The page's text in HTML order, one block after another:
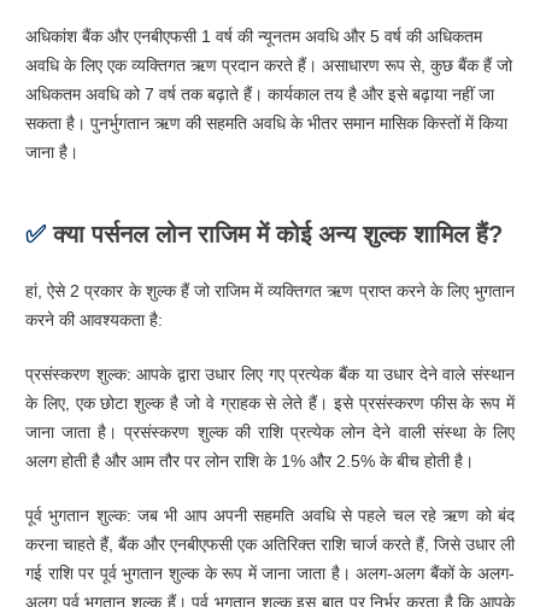
अधिकांश बैंक और एनबीएफसी 1 वर्ष की न्यूनतम अवधि और 5 वर्ष की अधिकतम
अवधि के लिए एक व्यक्तिगत ऋण प्रदान करते हैं। असाधारण रूप से, कुछ बैंक हैं जो
अधिकतम अवधि को 7 वर्ष तक बढ़ाते हैं। कार्यकाल तय है और इसे बढ़ाया नहीं जा
सकता है। पुनर्भुगतान ऋण की सहमति अवधि के भीतर समान मासिक किस्तों में किया
जाना है।
✅क्या पर्सनल लोन राजिम में कोई अन्य शुल्क शामिल हैं?
हां, ऐसे 2 प्रकार के शुल्क हैं जो राजिम में व्यक्तिगत ऋण प्राप्त करने के लिए भुगतान
करने की आवश्यकता है:
प्रसंस्करण शुल्क: आपके द्वारा उधार लिए गए प्रत्येक बैंक या उधार देने वाले संस्थान
के लिए, एक छोटा शुल्क है जो वे ग्राहक से लेते हैं। इसे प्रसंस्करण फीस के रूप में
जाना जाता है। प्रसंस्करण शुल्क की राशि प्रत्येक लोन देने वाली संस्था के लिए
अलग होती है और आम तौर पर लोन राशि के 1% और 2.5% के बीच होती है।
पूर्व भुगतान शुल्क: जब भी आप अपनी सहमति अवधि से पहले चल रहे ऋण को बंद
करना चाहते हैं, बैंक और एनबीएफसी एक अतिरिक्त राशि चार्ज करते हैं, जिसे उधार ली
गई राशि पर पूर्व भुगतान शुल्क के रूप में जाना जाता है। अलग-अलग बैंकों के अलग-
अलग पूर्व भुगतान शुल्क हैं। पूर्व भुगतान शुल्क इस बात पर निर्भर करता है कि आपके